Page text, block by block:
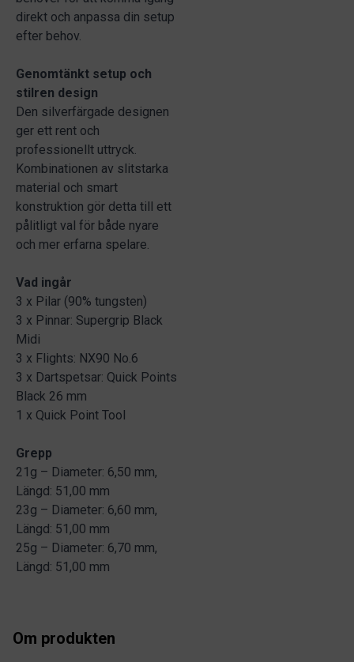
direkt och anpassa din setup
efter behov.
Genomtänkt setup och
stilren design
Den silverfärgade designen
ger ett rent och
professionellt uttryck.
Kombinationen av slitstarka
material och smart
konstruktion gör detta till ett
pålitligt val för både nyare
och mer erfarna spelare.
Vad ingår
3 x Pilar (90% tungsten)
3 x Pinnar: Supergrip Black
Midi
3 x Flights: NX90 No.6
3 x Dartspetsar: Quick Points
Black 26 mm
1 x Quick Point Tool
Grepp
21g – Diameter: 6,50 mm,
Längd: 51,00 mm
23g – Diameter: 6,60 mm,
Längd: 51,00 mm
25g – Diameter: 6,70 mm,
Längd: 51,00 mm
Om produkten